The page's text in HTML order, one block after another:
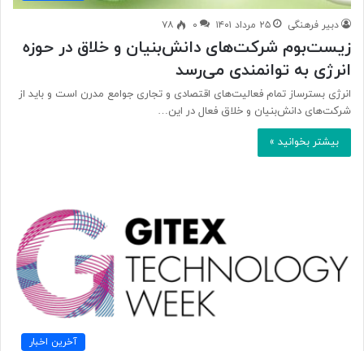
دبیر فرهنگی ۲۵ مرداد ۱۴۰۱ ۰ ۷۸
زیست‌بوم شرکت‌های دانش‌بنیان و خلاق در حوزه
انرژی به توانمندی می‌رسد
انرژی بسترساز تمام فعالیت‌های اقتصادی و تجاری جوامع مدرن است و باید از
شرکت‌های دانش‌بنیان و خلاق فعال در این…
بیشتر بخوانید »
آخرین اخبار